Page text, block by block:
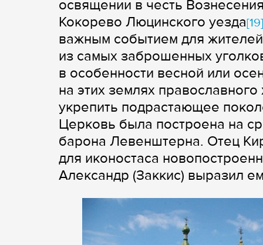
освящении в честь
Кокорево Люцинского уезда[19]
важным событием для
из самых заброшенных
в особенности весной или
на этих землях
укрепить подрастающее
Церковь была построена на
барона Левенштерна. Отец
для иконостаса
Александр (Заккис) выразил